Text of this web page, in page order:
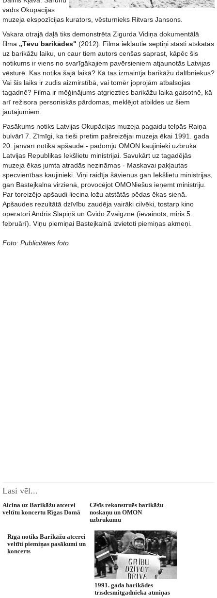
vadīs Okupācijas
muzeja ekspozīcijas kurators, vēsturnieks Ritvars Jansons.
Vakara otrajā daļā tiks demonstrēta Zigurda Vidiņa dokumentālā
filma „Tēvu barikādes" (2012). Filmā iekļautie septiņi stāsti atskatās
uz barikāžu laiku, un caur tiem autors cenšas saprast, kāpēc šis
notikums ir viens no svarīgākajiem pavērsieniem atjaunotās Latvijas
vēsturē. Kas notika šajā laikā? Kā tas izmainīja barikāžu dalībniekus?
Vai šis laiks ir zudis aizmirstībā, vai tomēr joprojām atbalsojas
tagadnē? Filma ir mēģinājums atgriezties barikāžu laika gaisotnē, kā
arī režisora personiskās pārdomas, meklējot atbildes uz šiem
jautājumiem.
Pasākums notiks Latvijas Okupācijas muzeja pagaidu telpās Raiņa
bulvārī 7. Zīmīgi, ka tieši pretim pašreizējai muzeja ēkai 1991. gada
20. janvārī notika apšaude - padomju OMON kaujinieki uzbruka
Latvijas Republikas Iekšlietu ministrijai. Savukārt uz tagadējās
muzeja ēkas jumta atradās nezināmas - Maskavai pakļautas
specvienības kaujinieki. Viņi raidīja šāvienus gan Iekšlietu ministrijas,
gan Bastejkalna virzienā, provocējot OMONiešus ieņemt ministriju.
Par toreizējo apšaudi liecina ložu atstātās pēdas ēkas sienā.
Apšaudes rezultātā dzīvību zaudēja vairāki cilvēki, tostarp kino
operatori Andris Slapiņš un Gvido Zvaigzne (ievainots, miris 5.
februārī). Viņu piemiņai Bastejkalnā izvietoti piemiņas akmeņi.
Foto: Publicitātes foto
Lasi vēl...
Aicina uz Barikāžu atcerei
veltītu koncertu Rīgas Domā
Cēsīs rekonstruēs barikāžu
noskaņu un OMON
uzbrukumu
Rīgā notiks Barikāžu atcerei
veltīti piemiņas pasākumi un
koncerts
1991. gada barikādes
trīsdesmitgadnieka atmiņās